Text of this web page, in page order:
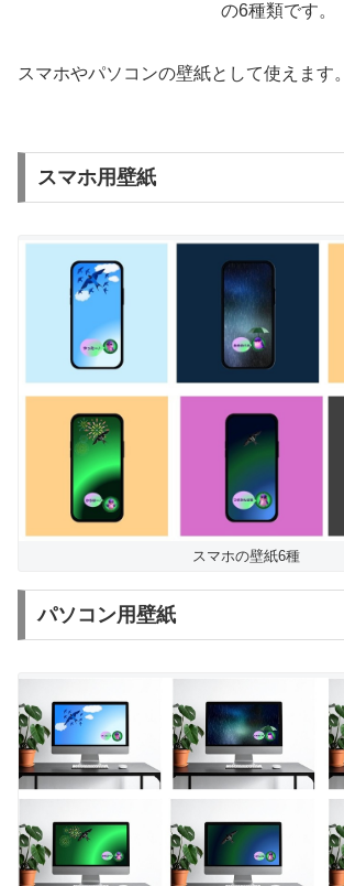
の6種類です。
スマホやパソコンの壁紙として使えます。
スマホ用壁紙
スマホの壁紙6種
パソコン用壁紙